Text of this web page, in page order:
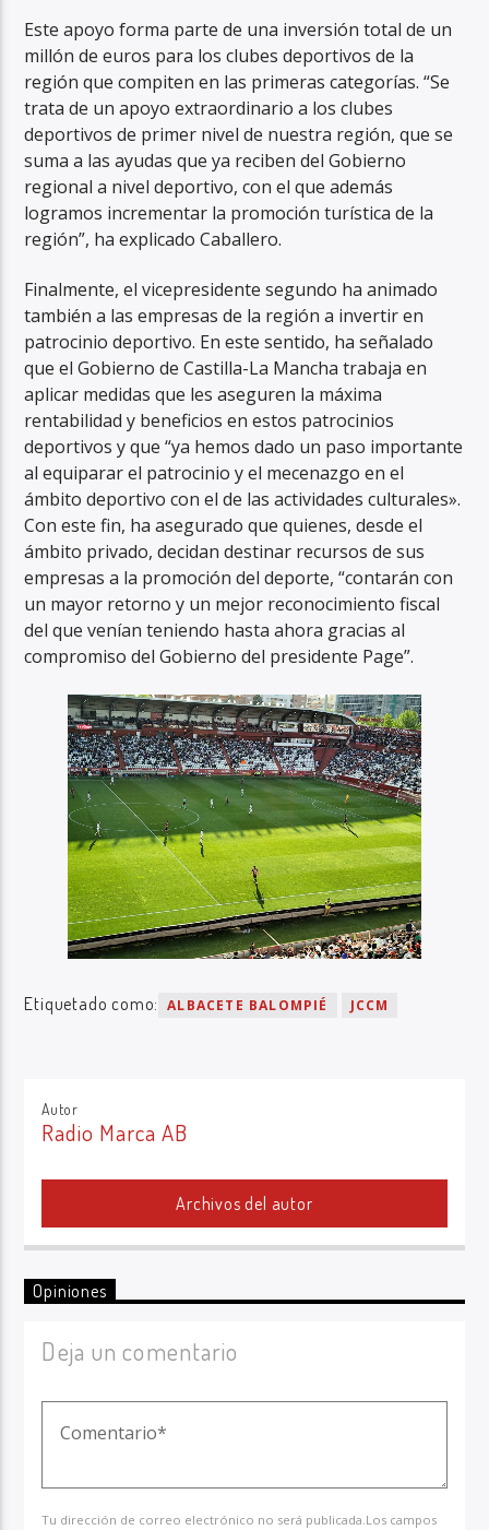
Este apoyo forma parte de una inversión total de un
millón de euros para los clubes deportivos de la
región que compiten en las primeras categorías. “Se
trata de un apoyo extraordinario a los clubes
deportivos de primer nivel de nuestra región, que se
suma a las ayudas que ya reciben del Gobierno
regional a nivel deportivo, con el que además
logramos incrementar la promoción turística de la
región”, ha explicado Caballero.
Finalmente, el vicepresidente segundo ha animado
también a las empresas de la región a invertir en
patrocinio deportivo. En este sentido, ha señalado
que el Gobierno de Castilla-La Mancha trabaja en
aplicar medidas que les aseguren la máxima
rentabilidad y beneficios en estos patrocinios
deportivos y que “ya hemos dado un paso importante
al equiparar el patrocinio y el mecenazgo en el
ámbito deportivo con el de las actividades culturales».
Con este fin, ha asegurado que quienes, desde el
ámbito privado, decidan destinar recursos de sus
empresas a la promoción del deporte, “contarán con
un mayor retorno y un mejor reconocimiento fiscal
del que venían teniendo hasta ahora gracias al
compromiso del Gobierno del presidente Page”.
Etiquetado como: ALBACETE BALOMPIÉ JCCM
Autor
Radio Marca AB
Archivos del autor
Opiniones
Deja un comentario
Tu dirección de correo electrónico no será publicada.Los campos